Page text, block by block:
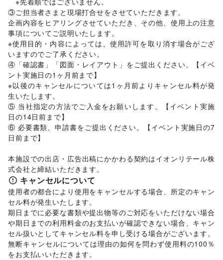
ビジネス・オフィス
法人向けサービス/オフィス家具・OA機器 /
イベント企画・運営/その他ビジネス・オフィス
その他活動・個人
その他活動・個人
③ご担当者さまと現場打合せをさせていただきます。
企画内容をヒアリングさせていただき、その他、使用上の注意
事項についてご説明いたします。
※使用目的・内容によっては、使用許可を取り消す場合がござ
いますのでご了承ください。
④「確認書」「図面・レイアウト」をご提出ください。【イベ
ント実施日の1ヶ月前まで】
※以後のキャンセルについては1ヶ月前よりキャンセル料が発
生いたします。
⑤ 当社指定の方法でご入金をお願いします。【イベント実施
日の14日前まで】
⑥ 必要書類、申請書をご提出ください。【イベント実施日の7
日前まで】
本施設での出店・広告出稿にかかわる契約はイオンリテール株
式会社と締結いただきます。
キャンセルについて
使用者の都合により使用をキャンセルする場合、所定のキャン
セル料が発生いたします。
期日までに必要な書類や提出物等のご対応をいただけない場合
や期日までの利用料金のお支払いが確認できない場合、キャン
セル扱いとしてキャンセル料を申し受ける場合がございます。
無断キャンセルについては理由の如何を問わず使用料の100％
をお支払いいただきます。